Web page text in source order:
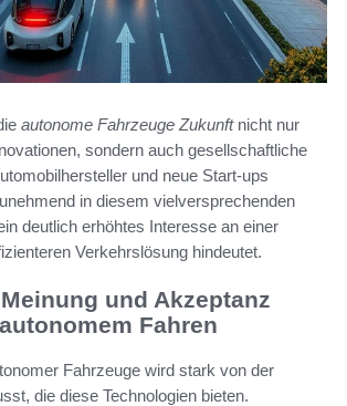
autonome Fahrzeuge Zukunftnicht nur
sondern auch gesellschaftliche
und neue Start-ups
in diesem vielversprechenden
deutlich erhöhtes Interesse an einer
Verkehrslösung hindeutet.
und Akzeptanz
Fahren
Fahrzeuge wird stark von der
die diese Technologien bieten.